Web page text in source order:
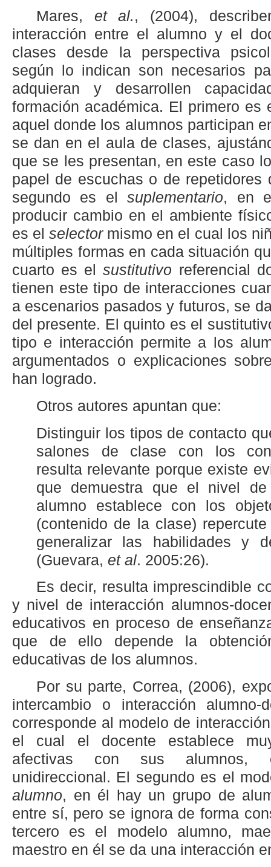
Mares, et al., (2004),
interacción entre el alumno y el
clases desde la perspectiva
según lo indican son necesarios
adquieran y desarrollen
formación académica. El primero es
aquel donde los alumnos participan
se dan en el aula de clases,
que se les presentan, en este caso
papel de escuchas o de repetidores
segundo es elsuplementario, en
producir cambio en el ambiente
es elselectormismo en el cual los
múltiples formas en cada situación
cuarto es elsustitutivo referencial
tienen este tipo de interacciones
a escenarios pasados y futuros, se
del presente. El quinto es el
tipo e interacción permite a los
argumentados o explicaciones
han logrado.
Otros autores apuntan que:
Distinguir los tipos de contacto
salones de clase con los
resulta relevante porque existe
que demuestra que el nivel
alumno establece con los
(contenido de la clase)
generalizar las habilidades y
(Guevara, et al. 2005:26).
Es decir, resulta imprescindible
y nivel de interacción alumnos-
educativos en proceso de
que de ello depende la
educativas de los alumnos.
Por su parte, Correa, (2006),
intercambio o interacción alumno-
corresponde al modelo de
el cual el docente establece
afectivas con sus alumnos,
unidireccional. El segundo es el
alumno, en él hay un grupo de
entre sí, pero se ignora de forma
tercero es el modelo alumno,
maestro en él se da una interacción